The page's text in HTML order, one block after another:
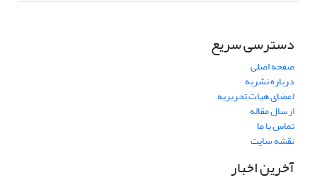
دسترسی سریع
صفحه اصلی
درباره نشریه
اعضای هیات تحریریه
ارسال مقاله
تماس با ما
نقشه سایت
آخرین اخبار